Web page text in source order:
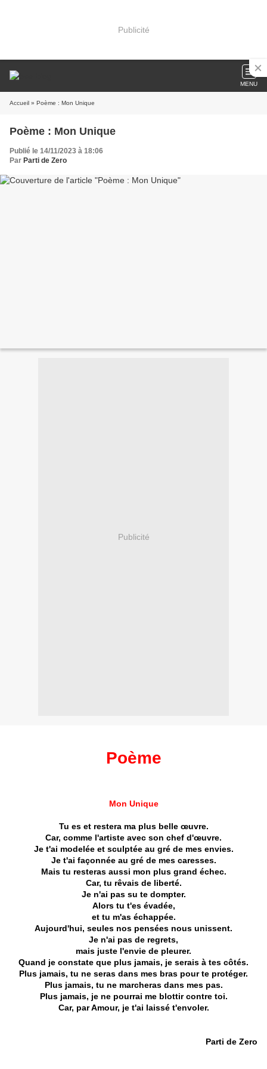
Publicité
MENU
Accueil » Poème : Mon Unique
Poème : Mon Unique
Publié le 14/11/2023 à 18:06
Par Parti de Zero
Publicité
Poème
Mon Unique
Tu es et restera ma plus belle œuvre.
Car, comme l'artiste avec son chef d'œuvre.
Je t'ai modelée et sculptée au gré de mes envies.
Je t'ai façonnée au gré de mes caresses.
Mais tu resteras aussi mon plus grand échec.
Car, tu rêvais de liberté.
Je n'ai pas su te dompter.
Alors tu t'es évadée,
et tu m'as échappée.
Aujourd'hui, seules nos pensées nous unissent.
Je n'ai pas de regrets,
mais juste l'envie de pleurer.
Quand je constate que plus jamais, je serais à tes côtés.
Plus jamais, tu ne seras dans mes bras pour te protéger.
Plus jamais, tu ne marcheras dans mes pas.
Plus jamais, je ne pourrai me blottir contre toi.
Car, par Amour, je t'ai laissé t'envoler.
Parti de Zero